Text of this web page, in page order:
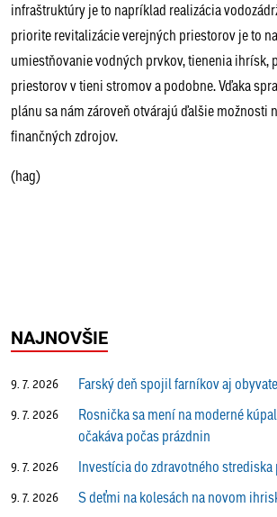
infraštruktúry je to napríklad realizácia
priorite revitalizácie verejných priestorov je to
umiestňovanie vodných prvkov, tienenia ihrísk,
priestorov v tieni stromov a podobne. Vďaka
plánu sa nám zároveň otvárajú ďalšie možnosti
finančných zdrojov.
(hag)
NAJNOVŠIE
9. 7. 2026 Farský deň spojil farníkov aj
9. 7. 2026
Rosnička sa mení na moderné
očakáva počas prázdnin
9. 7. 2026 Investícia do zdravotného
9. 7. 2026 S deťmi na kolesách na novom